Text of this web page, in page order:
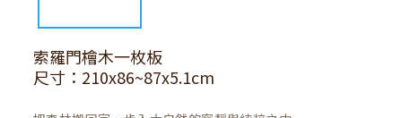
索羅門檜木一枚板
尺寸：210x86~87x5.1cm